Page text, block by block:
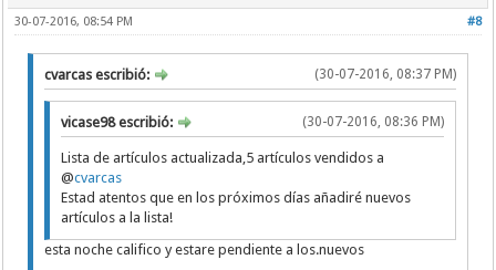
#8
30-07-2016, 08:54 PM
(30-07-2016, 08:37 PM)
cvarcas escribió:
(30-07-2016, 08:36 PM)
vicase98 escribió:
Lista de artículos actualizada,5 artículos vendidos a
@cvarcas
Estad atentos que en los próximos días añadiré nuevos
artículos a la lista!
esta noche califico y estare pendiente a los.nuevos